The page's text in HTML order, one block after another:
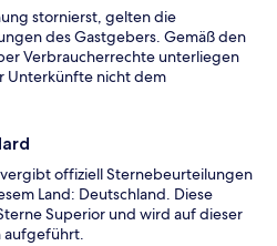
stornierst, gelten die
des Gastgebers. Gemäß den
Verbraucherrechte unterliegen
Unterkünfte nicht dem
offiziell Sternebeurteilungen
Land: Deutschland. Diese
Superior und wird auf dieser
aufgeführt.